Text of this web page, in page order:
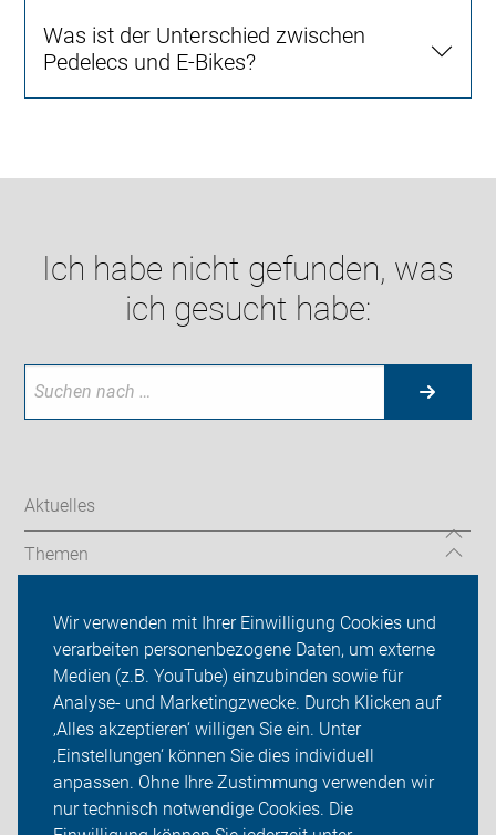
Wir verwenden mit Ihrer Einwilligung Cookies und
verarbeiten personenbezogene Daten, um externe
Medien (z.B. YouTube) einzubinden sowie für
Analyse- und Marketingzwecke. Durch Klicken auf
‚Alles akzeptieren‘ willigen Sie ein. Unter
‚Einstellungen‘ können Sie dies individuell
anpassen. Ohne Ihre Zustimmung verwenden wir
nur technisch notwendige Cookies. Die
Was ist der Unterschied zwischen
Pedelecs und E-Bikes?
Ich habe nicht gefunden, was
ich gesucht habe:
Aktuelles
Themen
Radtouren
Über uns
Sei dabei